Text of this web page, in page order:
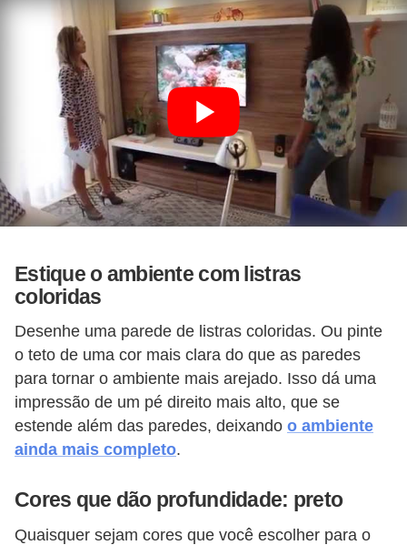
Estique o ambiente com listras
coloridas
Desenhe uma parede de listras coloridas. Ou pinte
o teto de uma cor mais clara do que as paredes
para tornar o ambiente mais arejado. Isso dá uma
impressão de um pé direito mais alto, que se
estende além das paredes, deixando o ambiente
ainda mais completo.
Cores que dão profundidade: preto
Quaisquer sejam cores que você escolher para o